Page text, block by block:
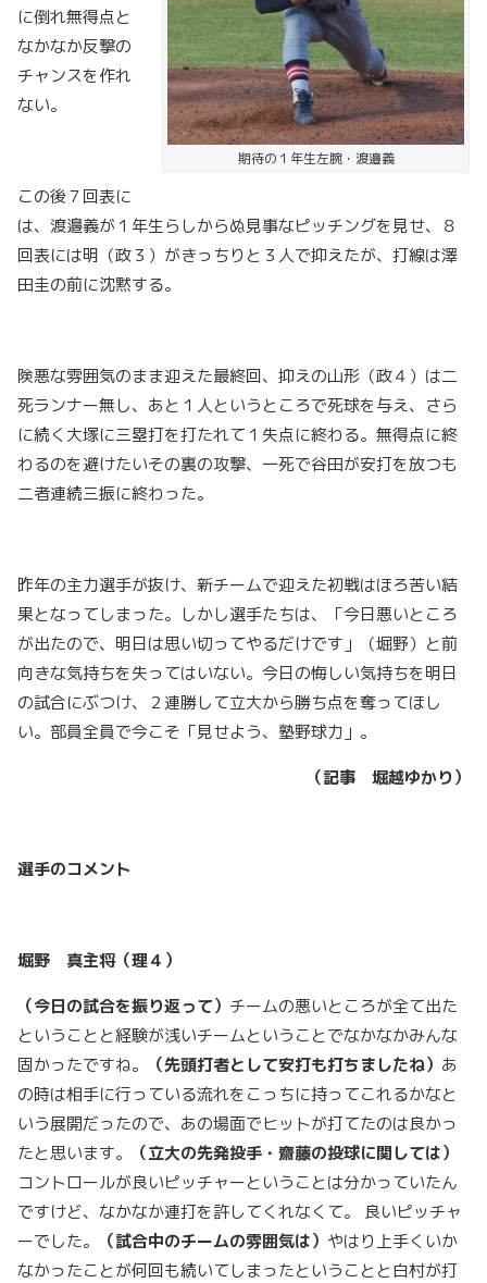
期待の１年生左腕・渡邉義
に倒れ無得点と
なかなか反撃の
チャンスを作れ
ない。
この後７回表に
は、渡邉義が１年生らしからぬ見事なピッチングを見せ、８
回表には明（政３）がきっちりと３人で抑えたが、打線は澤
田圭の前に沈黙する。
険悪な雰囲気のまま迎えた最終回、抑えの山形（政４）は二
死ランナー無し、あと１人というところで死球を与え、さら
に続く大塚に三塁打を打たれて１失点に終わる。無得点に終
わるのを避けたいその裏の攻撃、一死で谷田が安打を放つも
二者連続三振に終わった。
昨年の主力選手が抜け、新チームで迎えた初戦はほろ苦い結
果となってしまった。しかし選手たちは、「今日悪いところ
が出たので、明日は思い切ってやるだけです」（堀野）と前
向きな気持ちを失ってはいない。今日の悔しい気持ちを明日
の試合にぶつけ、２連勝して立大から勝ち点を奪ってほし
い。部員全員で今こそ「見せよう、塾野球力」。
（記事 堀越ゆかり）
選手のコメント
堀野 真主将（理４）
（今日の試合を振り返って） チームの悪いところが全て出た
ということと経験が浅いチームということでなかなかみんな
固かったですね。
（先頭打者として安打も打ちましたね） あ
の時は相手に行っている流れをこっちに持ってこれるかなと
いう展開だったので、あの場面でヒットが打てたのは良かっ
たと思います。
（立大の先発投手・齋藤の投球に関しては）
コントロールが良いピッチャーということは分かっていたん
ですけど、なかなか連打を許してくれなくて。 良いピッチャ
ーでした。
（試合中のチームの雰囲気は） やはり上手くいか
なかったことが何回も続いてしまったということと白村が打